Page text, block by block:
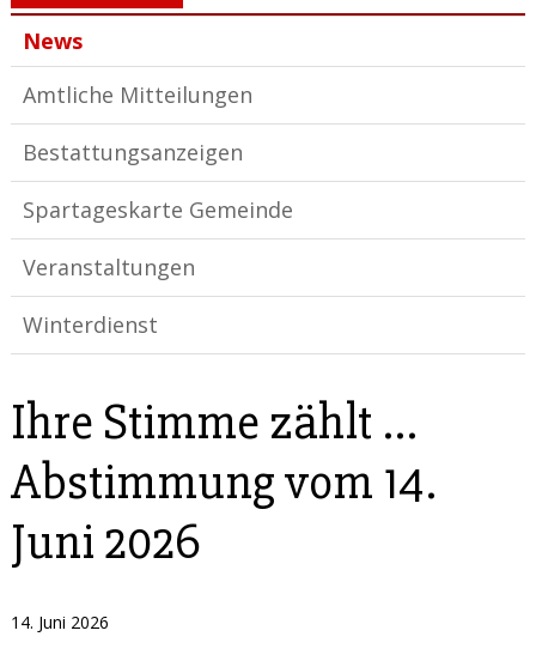
News
Amtliche Mitteilungen
Bestattungsanzeigen
Spartageskarte Gemeinde
Veranstaltungen
Winterdienst
Ihre Stimme zählt ...
Abstimmung vom 14.
Juni 2026
14. Juni 2026